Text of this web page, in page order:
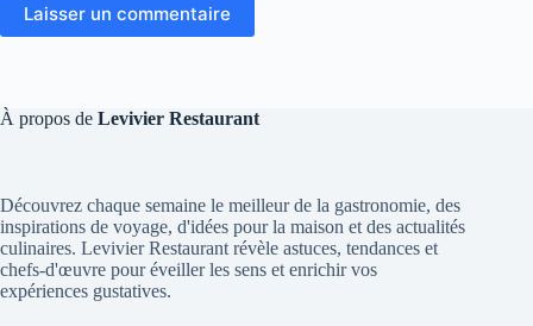
Laisser un commentaire
À propos de Levivier Restaurant
Découvrez chaque semaine le meilleur de la gastronomie, des
inspirations de voyage, d'idées pour la maison et des actualités
culinaires. Levivier Restaurant révèle astuces, tendances et
chefs-d'œuvre pour éveiller les sens et enrichir vos
expériences gustatives.